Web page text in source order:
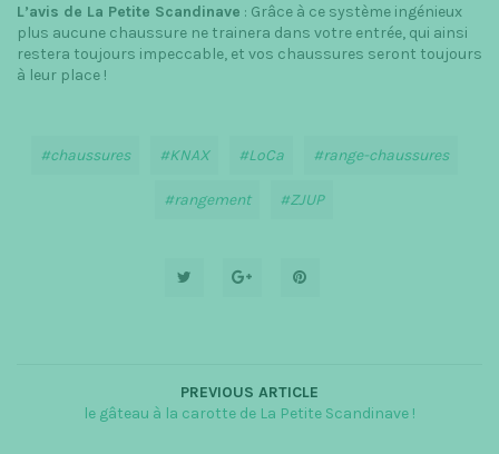
L’avis de La Petite Scandinave : Grâce à ce système ingénieux
plus aucune chaussure ne trainera dans votre entrée, qui ainsi
restera toujours impeccable, et vos chaussures seront toujours
à leur place !
chaussures KNAX LoCa range-chaussures
rangement ZJUP
PREVIOUS ARTICLE
le gâteau à la carotte de La Petite Scandinave !